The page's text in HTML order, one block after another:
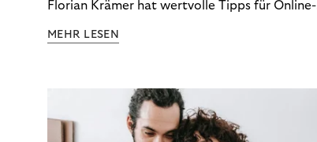
Florian Krämer hat wertvolle Tipps für Online-
möchten.
MEHR LESEN